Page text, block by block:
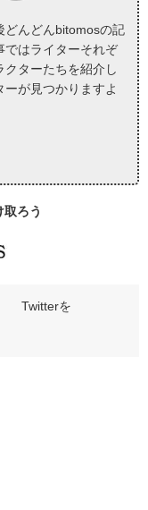
どんどんbitomosの記
ではライターそれぞ
ターたちを紹介し
が見つかりますよ
取ろう